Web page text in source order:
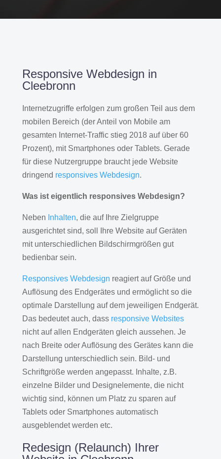
Responsive Webdesign in
Cleebronn
Internetzugriffe erfolgen zum großen Teil aus dem
mobilen Bereich (der Anteil von Mobile am
gesamten Internet-Traffic stieg 2018 auf über 60
Prozent), mit Smartphones oder Tablets. Gerade
für diese Nutzergruppe braucht jede Website
dringend responsives Webdesign.
Was ist eigentlich responsives Webdesign?
Neben Inhalten, die auf Ihre Zielgruppe
ausgerichtet sind, soll Ihre Website auf Geräten
mit unterschiedlichen Bildschirmgrößen gut
bedienbar sein.
Responsives Webdesign reagiert auf Größe und
Auflösung des Endgerätes und ermöglicht so die
optimale Darstellung auf dem jeweiligen Endgerät.
Das bedeutet auch, dass responsive Websites
nicht auf allen Endgeräten gleich aussehen. Je
nach Breite oder Auflösung des Gerätes kann die
Darstellung unterschiedlich sein. Bild- und
Schriftgröße werden angepasst. Inhalte, z.B.
einzelne Bilder und Designelemente, die nicht
wichtig sind, können um Platz zu sparen auf
Tablets oder Smartphones automatisch
ausgeblendet werden etc.
Redesign (Relaunch) Ihrer